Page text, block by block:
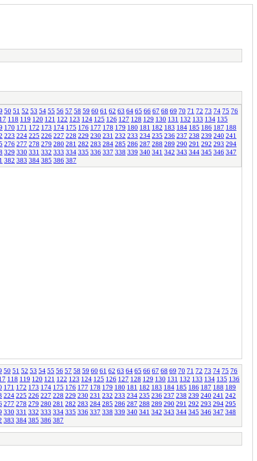
50 51 52 53 54 55 56 57 58 59 60 61 62 63 64 65 66 67 68 69 70 71 72 73 74 75 76
118 119 120 121 122 123 124 125 126 127 128 129 130 131 132 133 134 135
170 171 172 173 174 175 176 177 178 179 180 181 182 183 184 185 186 187 188
223 224 225 226 227 228 229 230 231 232 233 234 235 236 237 238 239 240 241
276 277 278 279 280 281 282 283 284 285 286 287 288 289 290 291 292 293 294
329 330 331 332 333 334 335 336 337 338 339 340 341 342 343 344 345 346 347
382 383 384 385 386 387
50 51 52 53 54 55 56 57 58 59 60 61 62 63 64 65 66 67 68 69 70 71 72 73 74 75 76
118 119 120 121 122 123 124 125 126 127 128 129 130 131 132 133 134 135 136
171 172 173 174 175 176 177 178 179 180 181 182 183 184 185 186 187 188 189
224 225 226 227 228 229 230 231 232 233 234 235 236 237 238 239 240 241 242
277 278 279 280 281 282 283 284 285 286 287 288 289 290 291 292 293 294 295
330 331 332 333 334 335 336 337 338 339 340 341 342 343 344 345 346 347 348
383 384 385 386 387